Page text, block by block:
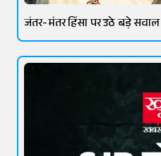
जंतर-मंतर हिंसा पर उठे बड़े सवाल